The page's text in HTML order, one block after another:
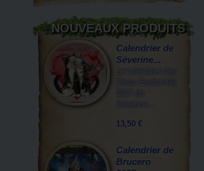
NOUVEAUX PRODUITS
Calendrier de
Séverine...
Le calendrier des
Chats Enchantés
2027 de
Séverine...
13,50 €
Calendrier de
Brucero